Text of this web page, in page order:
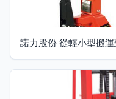
諾力股份 從輕小型搬